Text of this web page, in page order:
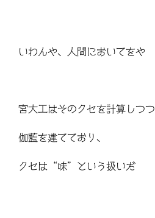
いわんや、人間においてをや
宮大工はそのクセを計算しつつ
伽藍を建てており、
クセは“味”という扱いだ